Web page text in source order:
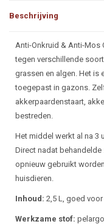
Beschrijving
Beschrijving
Anti-Onkruid & Anti-Mos
tegen verschillende
grassen en algen. Het is
toegepast in gazons.
akkerpaardenstaart,
bestreden.
Het middel werkt al na 3
Direct nadat
opnieuw gebruikt
huisdieren.
Inhoud: 2,5 L, goed
Werkzame stof: